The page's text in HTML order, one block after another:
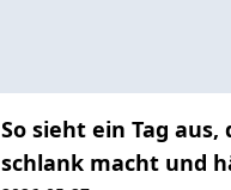
So sieht ein Tag aus,
schlank macht und